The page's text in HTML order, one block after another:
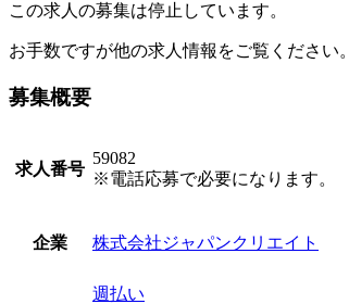
この求人の募集は停止しています。
お手数ですが他の求人情報をご覧ください。
募集概要
求人番号
59082
※電話応募で必要になります。
企業 株式会社ジャパンクリエイト
週払い